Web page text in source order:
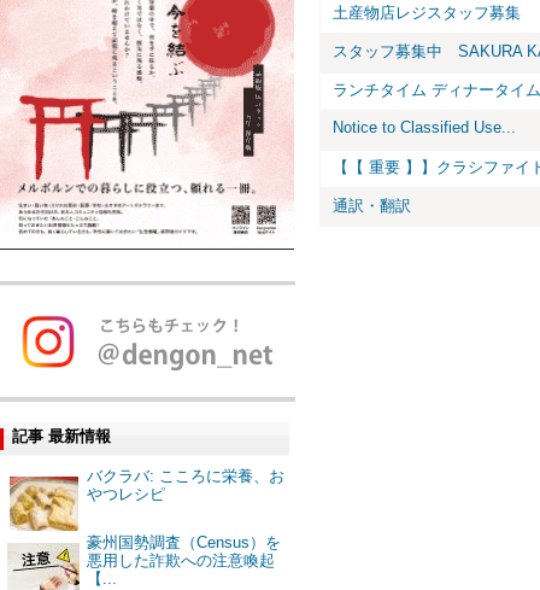
記事 最新情報
バクラバ: こころに栄養、お
やつレシピ
豪州国勢調査（Census）を
悪用した詐欺への注意喚起
【...
土産物店レジスタッフ募集
スタッフ募集中 SAKURA
ランチタイム ディナータイ
Notice to Classified Use...
【【 重要 】】クラシファ
通訳・翻訳